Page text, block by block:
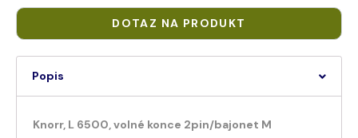
Popis
Knorr, L 6500, volné konce 2pin/bajonet M